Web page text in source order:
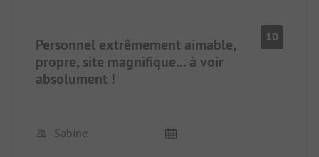
Personnel extrêmement aimable,
propre, site magnifique... à voir
absolument !
10
Sabine